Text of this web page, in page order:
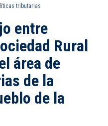
tributarias
entre
Rural
área de
de la
de la